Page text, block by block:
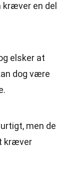
kræver en del
elsker at
dog være
men de
kræver